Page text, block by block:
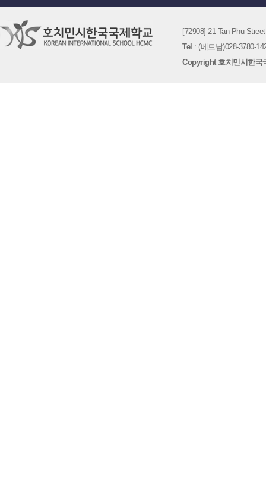
[72908] 21 Tan Phu
Tel : (베트남)028-3780-
Copyright 호치민시한국